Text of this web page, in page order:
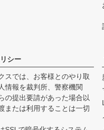
シー
スでは、お客様とのやり取
情報を裁判所、警察機関
の提出要請があった場合以
または利用することは一切